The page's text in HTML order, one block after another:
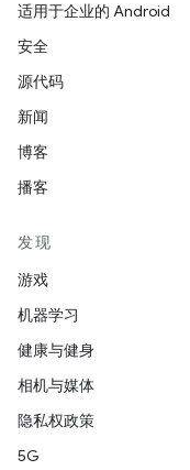
适用于企业的 Android
安全
源代码
新闻
博客
播客
发现
游戏
机器学习
健康与健身
相机与媒体
隐私权政策
5G